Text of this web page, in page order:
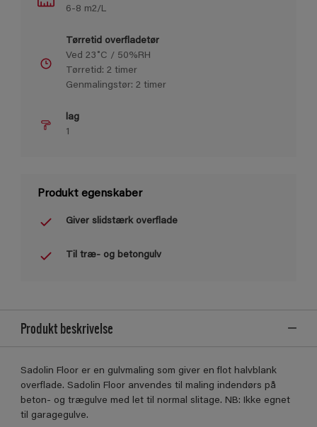
6-8 m2/L
Tørretid overfladetør
Ved 23˚C / 50%RH
Tørretid: 2 timer
Genmalingstør: 2 timer
lag
1
Produkt egenskaber
Giver slidstærk overflade
Til træ- og betongulv
Produkt beskrivelse
Sadolin Floor er en gulvmaling som giver en flot halvblank
overflade. Sadolin Floor anvendes til maling indendørs på
beton- og trægulve med let til normal slitage. NB: Ikke egnet
til garagegulve.